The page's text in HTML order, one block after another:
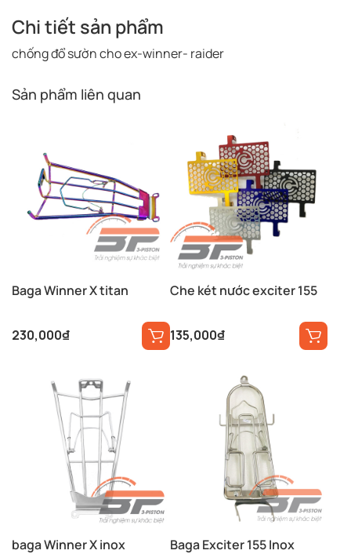
Chi tiết sản phẩm
chống đổ sườn cho ex-winner- raider
Sản phẩm liên quan
Baga Winner X titan
230,000₫
Che két nước exciter 155
135,000₫
baga Winner X inox Baga Exciter 155 Inox